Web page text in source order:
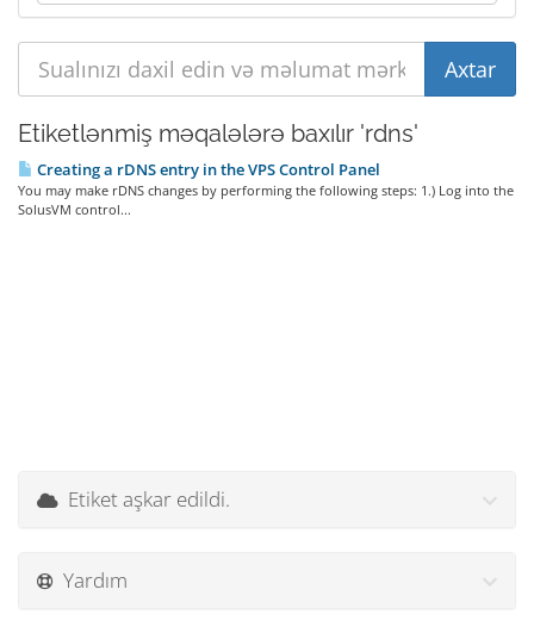
Etiketlənmiş məqalələrə baxılır 'rdns'
Creating a rDNS entry in the VPS Control Panel
You may make rDNS changes by performing the following steps: 1.) Log into the
SolusVM control...
Etiket aşkar edildi.
Yardım